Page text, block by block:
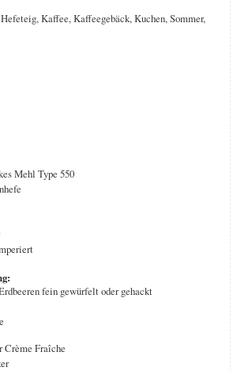
Kaffee, Kaffeegebäck, Kuchen, Sommer,
Mehl Type 550
fein gewürfelt oder gehackt
Crème Fraîche